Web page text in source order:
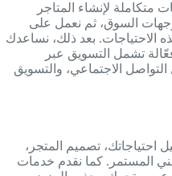
متكاملة لإنشاء المتاجر
السوق، ثم نعمل على
الاحتياجات. بعد ذلك، نساعدك
تشمل التسويق عبر
الاجتماعي، والتسويق
تصميم المتجر،
المستمر. كما نقدم خدمات